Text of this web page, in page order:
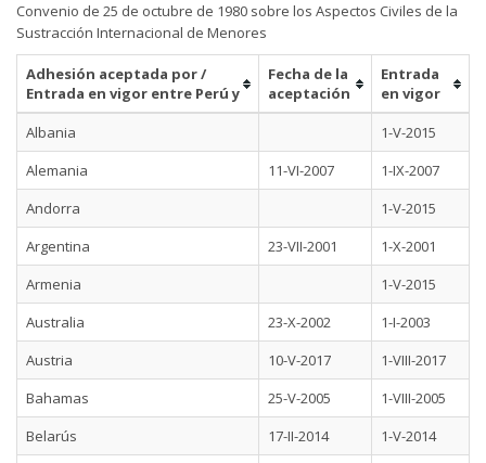
Convenio de 25 de octubre de 1980 sobre los Aspectos Civiles de la
Sustracción Internacional de Menores
Adhesión aceptada por /
Entrada en vigor entre Perú y
Fecha de la
aceptación
Entrada
en vigor
Albania
1-V-2015
Alemania
11-VI-2007
1-IX-2007
Andorra
1-V-2015
Argentina
23-VII-2001
1-X-2001
Armenia
1-V-2015
Australia
23-X-2002
1-I-2003
Austria
10-V-2017
1-VIII-2017
Bahamas
25-V-2005
1-VIII-2005
Belarús
17-II-2014
1-V-2014